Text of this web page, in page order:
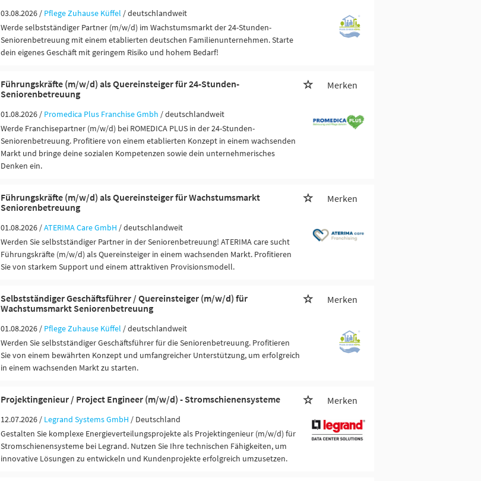
03.08.2026 / Pflege Zuhause Küffel / deutschlandweit
Werde selbstständiger Partner (m/w/d) im Wachstumsmarkt der 24-Stunden-
Seniorenbetreuung mit einem etablierten deutschen Familienunternehmen. Starte
dein eigenes Geschäft mit geringem Risiko und hohem Bedarf!
Führungskräfte (m/w/d) als Quereinsteiger für 24-Stunden-
Seniorenbetreuung
Merken
01.08.2026 / Promedica Plus Franchise Gmbh / deutschlandweit
Werde Franchisepartner (m/w/d) bei ROMEDICA PLUS in der 24-Stunden-
Seniorenbetreuung. Profitiere von einem etablierten Konzept in einem wachsenden
Markt und bringe deine sozialen Kompetenzen sowie dein unternehmerisches
Denken ein.
Führungskräfte (m/w/d) als Quereinsteiger für Wachstumsmarkt
Seniorenbetreuung
Merken
01.08.2026 /ATERIMA Care GmbH / deutschlandweit
Werden Sie selbstständiger Partner in der Seniorenbetreuung! ATERIMA care sucht
Führungskräfte (m/w/d) als Quereinsteiger in einem wachsenden Markt. Profitieren
Sie von starkem Support und einem attraktiven Provisionsmodell.
Selbstständiger Geschäftsführer / Quereinsteiger (m/w/d) für
Wachstumsmarkt Seniorenbetreuung
Merken
01.08.2026 / Pflege Zuhause Küffel / deutschlandweit
Werden Sie selbstständiger Geschäftsführer für die Seniorenbetreuung. Profitieren
Sie von einem bewährten Konzept und umfangreicher Unterstützung, um erfolgreich
in einem wachsenden Markt zu starten.
Projektingenieur / Project Engineer (m/w/d) - Stromschienensysteme Merken
12.07.2026 / Legrand Systems GmbH / Deutschland
Gestalten Sie komplexe Energieverteilungsprojekte als Projektingenieur (m/w/d) für
Stromschienensysteme bei Legrand. Nutzen Sie Ihre technischen Fähigkeiten, um
innovative Lösungen zu entwickeln und Kundenprojekte erfolgreich umzusetzen.